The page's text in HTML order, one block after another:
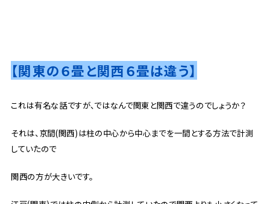
【関東の６畳と関西６畳は違う】
これは有名な話ですが、ではなんで関東と関西で違うのでしょうか？
それは、京間(関西)は柱の中心から中心までを一間とする方法で計測
していたので
関西の方が大きいです。